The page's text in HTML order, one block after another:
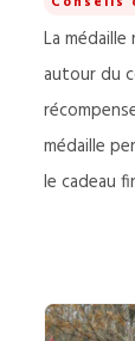
La
autour du
médaille
le cadeau